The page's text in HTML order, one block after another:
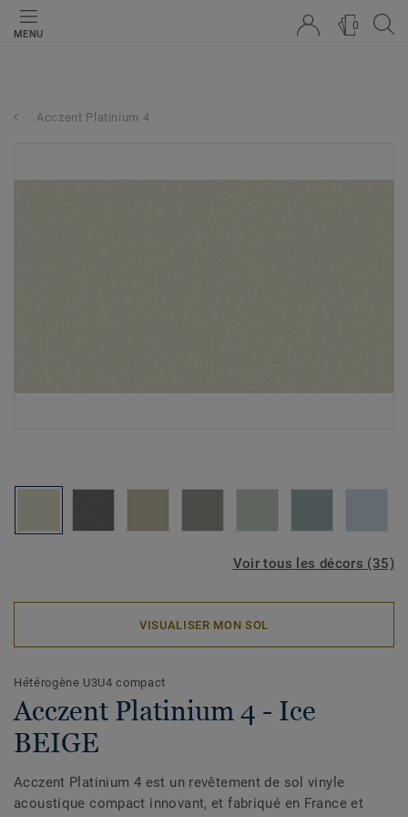
MENU
0
Acczent Platinium 4
Voir tous les décors (35)
VISUALISER MON SOL
Hétérogène U3U4 compact
Acczent Platinium 4 - Ice
BEIGE
Acczent Platinium 4 est un revêtement de sol vinyle
acoustique compact innovant, et fabriqué en France et